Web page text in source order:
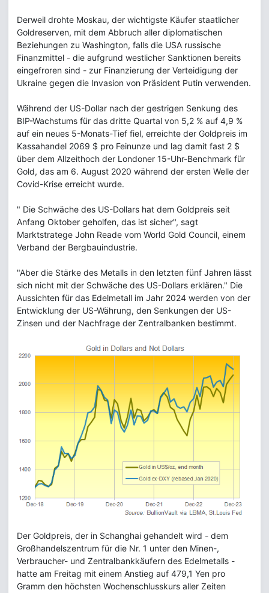
Derweil drohte Moskau, der wichtigste Käufer staatlicher
Goldreserven, mit dem Abbruch aller diplomatischen
Beziehungen zu Washington, falls die USA russische
Finanzmittel - die aufgrund westlicher Sanktionen bereits
eingefroren sind - zur Finanzierung der Verteidigung der
Ukraine gegen die Invasion von Präsident Putin verwenden.
Während der US-Dollar nach der gestrigen Senkung des
BIP-Wachstums für das dritte Quartal von 5,2 % auf 4,9 %
auf ein neues 5-Monats-Tief fiel, erreichte der Goldpreis im
Kassahandel 2069 $ pro Feinunze und lag damit fast 2 $
über dem Allzeithoch der Londoner 15-Uhr-Benchmark für
Gold, das am 6. August 2020 während der ersten Welle der
Covid-Krise erreicht wurde.
" Die Schwäche des US-Dollars hat dem Goldpreis seit
Anfang Oktober geholfen, das ist sicher", sagt
Marktstratege John Reade vom World Gold Council, einem
Verband der Bergbauindustrie.
"Aber die Stärke des Metalls in den letzten fünf Jahren lässt
sich nicht mit der Schwäche des US-Dollars erklären." Die
Aussichten für das Edelmetall im Jahr 2024 werden von der
Entwicklung der US-Währung, den Senkungen der US-
Zinsen und der Nachfrage der Zentralbanken bestimmt.
Der Goldpreis, der in Schanghai gehandelt wird - dem
Großhandelszentrum für die Nr. 1 unter den Minen-,
Verbraucher- und Zentralbankkäufern des Edelmetalls -
hatte am Freitag mit einem Anstieg auf 479,1 Yen pro
Gramm den höchsten Wochenschlusskurs aller Zeiten